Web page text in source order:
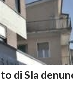
di Sla